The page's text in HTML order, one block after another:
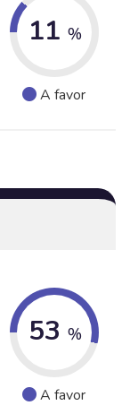
11 %
A favor
53 %
A favor